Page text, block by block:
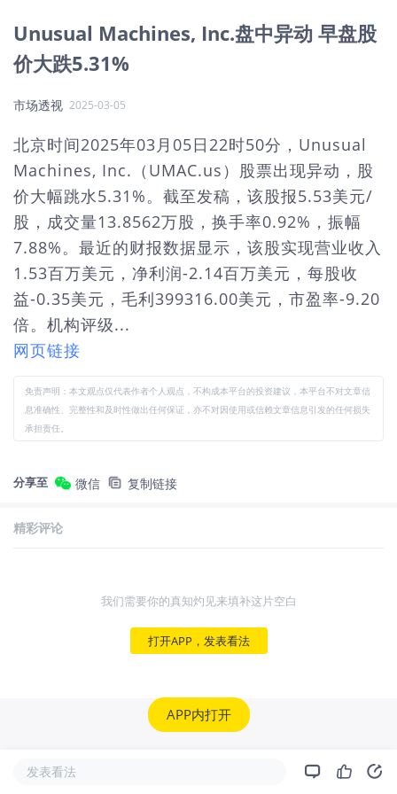
Unusual Machines, Inc.盘中异动 早盘股
价大跌5.31%
市场透视 2025-03-05
北京时间2025年03月05日22时50分，Unusual
Machines, Inc.（UMAC.us）股票出现异动，股
价大幅跳水5.31%。截至发稿，该股报5.53美元/
股，成交量13.8562万股，换手率0.92%，振幅
7.88%。最近的财报数据显示，该股实现营业收入
1.53百万美元，净利润-2.14百万美元，每股收
益-0.35美元，毛利399316.00美元，市盈率-9.20
倍。机构评级...
网页链接
免责声明：本文观点仅代表作者个人观点，不构成本平台的投资建议，本平台不对文章信
息准确性、完整性和及时性做出任何保证，亦不对因使用或信赖文章信息引发的任何损失
承担责任。
分享至 微信 复制链接
精彩评论
我们需要你的真知灼见来填补这片空白
打开APP，发表看法
APP内打开
发表看法